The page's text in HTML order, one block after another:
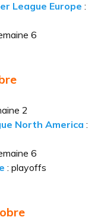
League Europe :
6
2
North America :
6
: playoffs